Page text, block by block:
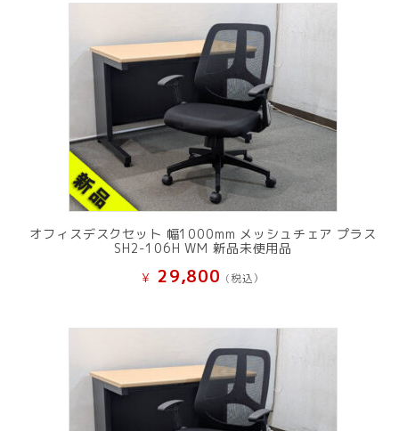
オフィスデスクセット 幅1000mm メッシュチェア プラス
SH2-106H WM 新品未使用品
¥ 29,800 (税込）